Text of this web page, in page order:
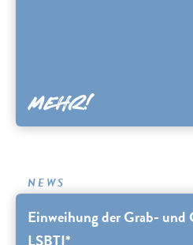
NEWS
Einweihung der Grab-